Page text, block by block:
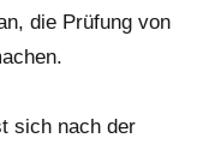
die Prüfung von
sich nach der